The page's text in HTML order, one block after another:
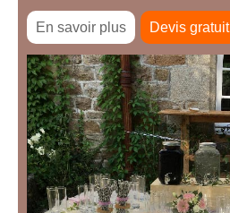
En savoir plus Devis gratuit